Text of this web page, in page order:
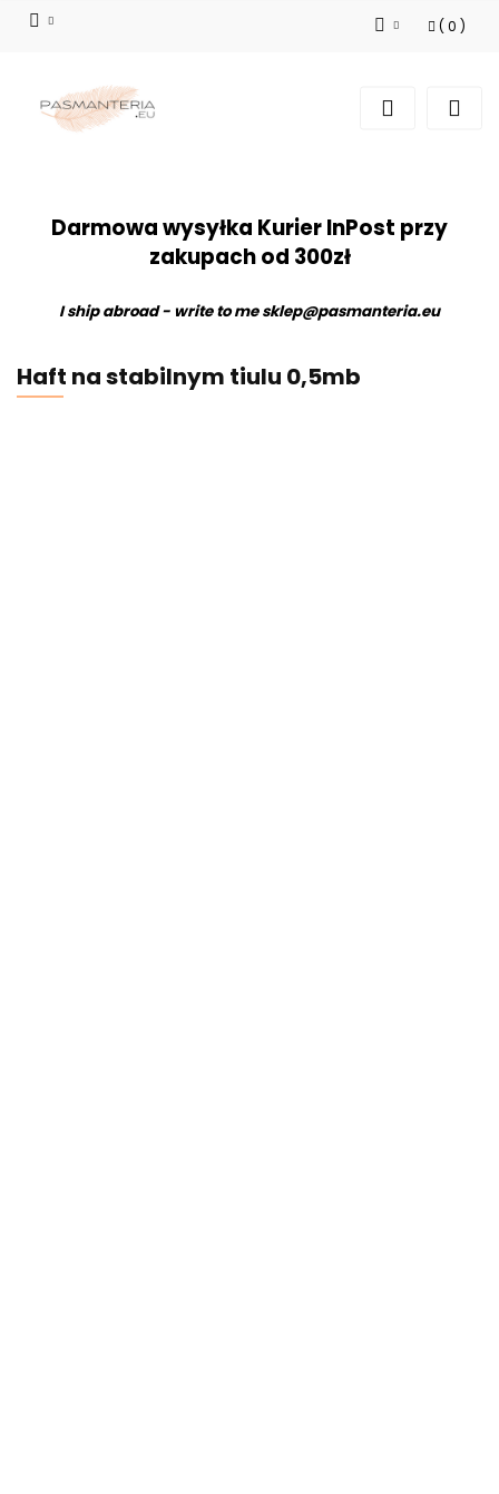
( 0 )
Darmowa wysyłka Kurier InPost przy
zakupach od 300zł
I ship abroad - write to mesklep@pasmanteria.eu
Haft na stabilnym tiulu 0,5mb